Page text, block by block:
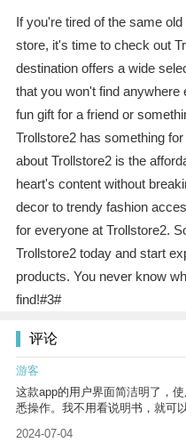
If you're tired of the same
store, it's time to check out
destination offers a wide
that you won't find anywhere
fun gift for a friend or
Trollstore2 has something
about Trollstore2 is the
heart's content without
decor to trendy fashion
for everyone at Trollstore2.
Trollstore2 today and start
products. You never know
find!#3#
评论
游客
这款app的用户界面简洁明了，
悉操作。我不用看说明书，就可
2024-07-04